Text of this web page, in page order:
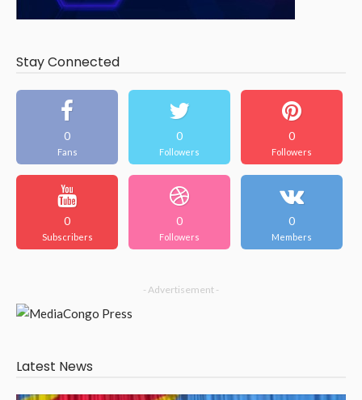
Stay Connected
0
Fans
0
Followers
0
Followers
0
Subscribers
0
Followers
0
Members
- Advertisement -
Latest News